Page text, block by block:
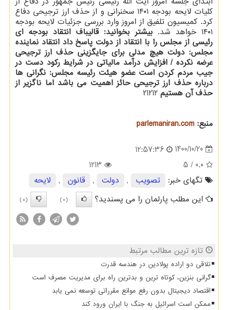
کلیات لایحه بودجه ۱۴۰۱ سخنرانی و از حذف ارز ترجیحی دفاع
کرد. کمیسیون تلفیق از امروز وارد بررسی جزئیات لایحه بودجه
۱۴۰۱ خواهد شد.
بیشتر بخوانید:قالیباف انتقاد بودجه ای
رئیسی از مجلس را با انتقاد از دولت پاسخ داد انتقاد نماینده
مجلس: دولت هیچ مدلی برای جایگزینی حذف ارز ترجیحی
عرضه نکرده / افزایش درآمد مالیاتی در شرایط رکود دست در
جیب مردم کردن است عضو هیئت رئیسه مجلس: نگرانی ها
درباره حذف ارز ترجیحی حائز اهمیت می باشد اما ناگزیر از
حذف آن هستیم
منبع: parlemaniran.com
1400/10/20
12:57:36
0.0
/ 5
1213
تگهای خبر:
تصویب , دولت , قانون ,
لایحه
این مطلب پارلمان را می پسندید؟
(0)
(0)
تازه ترین مطالب مرتبط
تلاقی دو اراده پولادین در هندسه قدرت
گرانی بنزین، کوتاه ترین و بدترین راه برای مدیریت مصرف است
اقتصاد دیجیتال بدون رفع موانع مقرراتی توسعه نمی یابد
ممکن است اسرائیل به جنگ با ایران ورود کند